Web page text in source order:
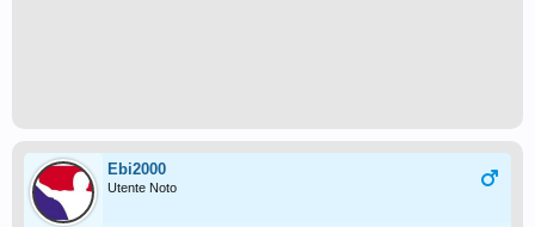
Ebi2000
Utente Noto